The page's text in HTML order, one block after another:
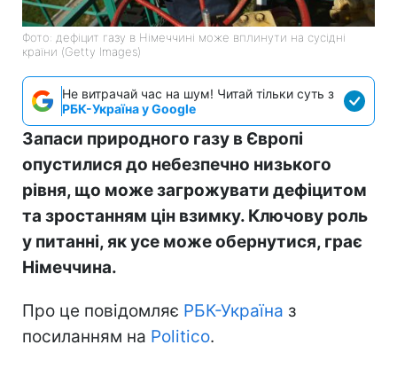
Фото: дефіцит газу в Німеччині може вплинути на сусідні
країни (Getty Images)
Не витрачай час на шум! Читай тільки суть з
РБК-Україна у Google
Запаси природного газу в Європі
опустилися до небезпечно низького
рівня, що може загрожувати дефіцитом
та зростанням цін взимку. Ключову роль
у питанні, як усе може обернутися, грає
Німеччина.
Про це повідомляє РБК-Україна з
посиланням на Politico.